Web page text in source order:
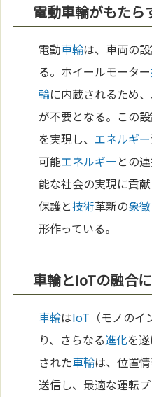
電動車輪がもたら
電動車輪は、車両の
る。ホイールモーター
輪に内蔵されるため
が不要となる。この
を実現し、 エネルギー
可能エネルギー との
能な社会の実現に貢
保護と技術革新の象徴
形作っている。
車輪とIoTの融合
車輪はIoT （モノの
り、さらなる進化を
された車輪は、位置
送信し、最適な運転